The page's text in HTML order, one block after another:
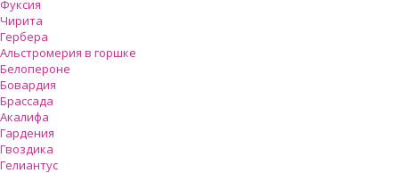
Фуксия
Чирита
Гербера
Альстромерия в горшке
Белопероне
Бовардия
Брассада
Акалифа
Гардения
Гвоздика
Гелиантус